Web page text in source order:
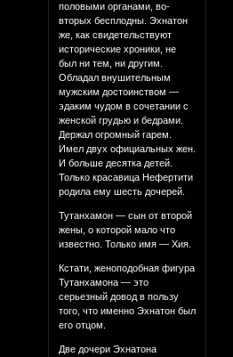
половыми органами, во-
вторых бесплодны. Эхнатон
же, как свидетельствуют
исторические хроники, не
был ни тем, ни другим.
Обладал внушительным
мужским достоинством —
эдаким чудом в сочетании с
женской грудью и бедрами.
Держал огромный гарем.
Имел двух официальных жен.
И больше десятка детей.
Только красавица Нефертити
родила ему шесть дочерей.
Тутанхамон — сын от второй
жены, о которой мало что
известно. Только имя — Хия.
Кстати, женоподобная фигура
Тутанхамона — это
серьезный довод в пользу
того, что именно Эхнатон был
его отцом.
Две дочери Эхнатона